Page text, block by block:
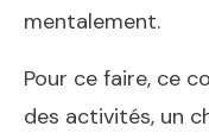
mentalement.
Pour ce faire, ce
des activités, un